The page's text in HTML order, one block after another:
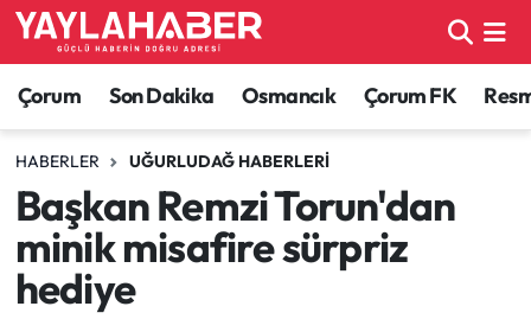
Çorum Son Dakika Osmancık Çorum FK
HABERLER UĞURLUDAĞ HABERLERI
Başkan Remzi Torun'dan
minik misafire sürpriz
hediye
Alaca Haberleri
Bayat Haberleri
Bilgi - Keşfet Haberleri
Bilim ve Teknoloji
Çorum Nöbetçi Eczaneler
Çorum Hava Durumu
Çorum Namaz Vakitleri
Çorum Trafik Yoğunluk Haritası